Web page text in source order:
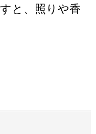
と、照りや香